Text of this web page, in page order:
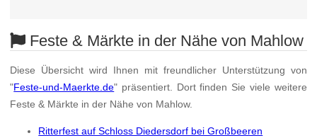
Feste & Märkte in der Nähe von Mahlow
Diese Übersicht wird Ihnen mit freundlicher Unterstützung von
"Feste-und-Maerkte.de" präsentiert. Dort finden Sie viele weitere
Feste & Märkte in der Nähe von Mahlow.
Ritterfest auf Schloss Diedersdorf bei Großbeeren